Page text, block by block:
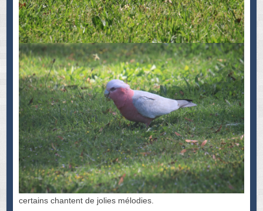
certains chantent de jolies mélodies.